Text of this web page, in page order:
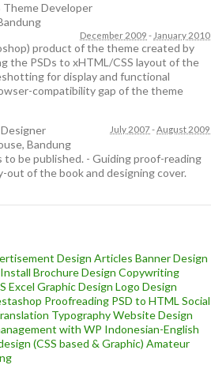
Theme Developer
December 2009 - January 2010
product of the theme created by
the PSDs to xHTML/CSS layout of the
for display and functional
compatibility gap of the theme
, Bandung
July 2007-August 2009
to be published. - Guiding proof-reading
out of the book and designing cover.
Design Articles Banner Design
Brochure Design Copywriting
Excel Graphic Design Logo Design
Proofreading PSD to HTML Social
TypographyWebsite Design
with WP Indonesian-English
(CSS based & Graphic) Amateur